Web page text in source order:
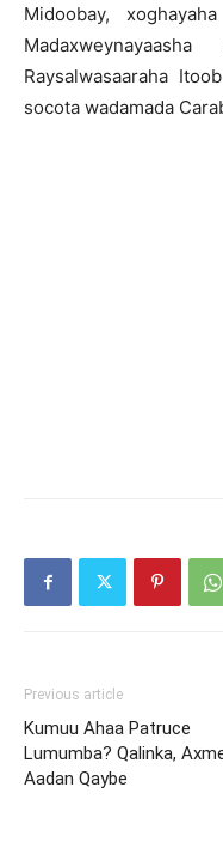
Midoobay,
Raysalwasaaraha
socota wadamada
Previous article
Kumuu Ahaa Patruce
Lumumba? Qalinka,
Aadan Qaybe